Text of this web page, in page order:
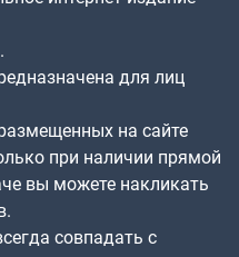
для лиц
на сайте
при наличии прямой
вы можете накликать
совпадать с